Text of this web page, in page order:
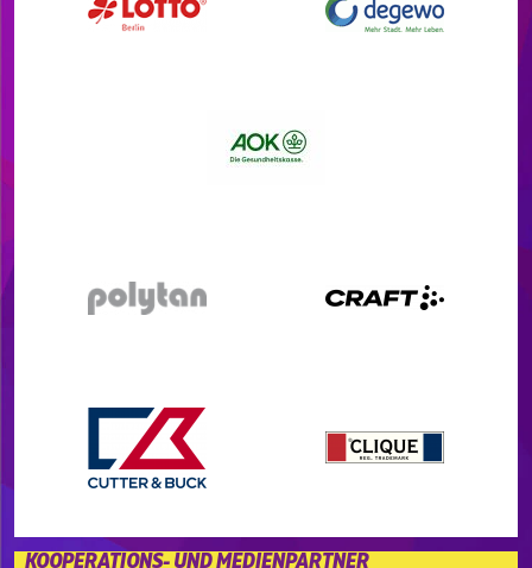
KOOPERATIONS- UND MEDIENPARTNER